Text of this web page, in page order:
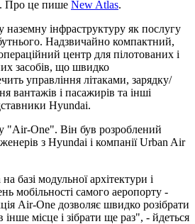
Про це пише New Atlas.
інфраструктуру як послугу
Надзвичайно компактний,
центр для пілотованих і
засобів, що швидко
управління літаками, зарядку/
вантажів і пасажирів та інші
Hyundai.
"Air-One". Він був розроблений
з Hyundai і компанії Urban Air
базі модульної архітектури і
мобільності самого аеропорту -
Air-One дозволяє швидко розібрати
інше місце і зібрати ще раз", - йдеться